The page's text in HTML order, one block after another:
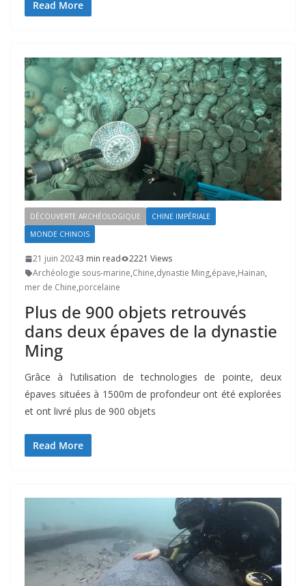
Read More
DÉCOUVERTE ARCHÉOLOGIQUE
CHINE IMPÉRIALE
MONDE CHINOIS
21 juin 20243 min read
2221 Views
Archéologie sous-marine,Chine,dynastie Ming,épave,Hainan,
mer de Chine,porcelaine
Plus de 900 objets retrouvés
dans deux épaves de la dynastie
Ming
Grâce à l’utilisation de technologies de pointe, deux
épaves situées à 1500m de profondeur ont été explorées
et ont livré plus de 900 objets
Read More